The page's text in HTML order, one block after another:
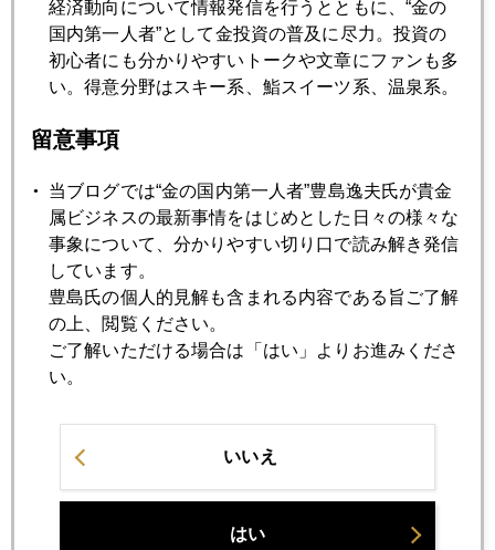
日銀に信任票を投じる金投資家たち
2013年01月22日
2013年01月21日
デフレを輸出する日本、問われる政権の品格
2013年01月18日
90円突破 官製円売りバブルの匂い
政治家口先介入をこなして円安進行
2013年01月16日
経済動向について情報発信を行うとともに、“金の
国内第一人者”として金投資の普及に尽力。投資の
初心者にも分かりやすいトークや文章にファンも多
い。得意分野はスキー系、鮨スイーツ系、温泉系。
留意事項
当ブログでは“金の国内第一人者”豊島逸夫氏が貴金
属ビジネスの最新事情をはじめとした日々の様々な
事象について、分かりやすい切り口で読み解き発信
しています。
豊島氏の個人的見解も含まれる内容である旨ご了解
の上、閲覧ください。
ご了解いただける場合は「はい」よりお進みくださ
い。
いいえ
はい